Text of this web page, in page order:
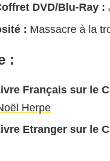
DVD/Blu-Ray :
: Massacre à la
:
Français sur le
Herpe
Etranger sur le